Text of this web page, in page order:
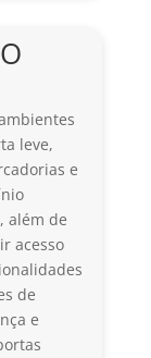
leve,
e
além de
acesso
de
e